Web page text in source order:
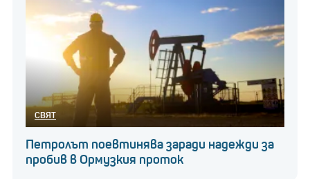
СВЯТ
Петролът поевтинява заради надежди за
пробив в Ормузкия проток